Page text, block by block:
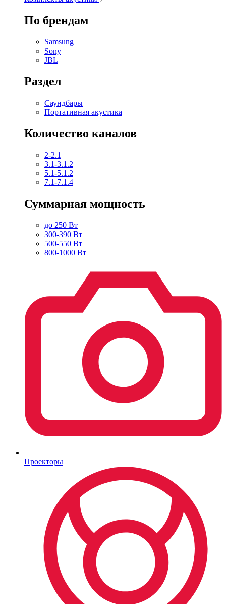
По брендам
Samsung
Sony
JBL
Раздел
Саундбары
Портативная акустика
Количество каналов
2-2.1
3.1-3.1.2
5.1-5.1.2
7.1-7.1.4
Суммарная мощность
до 250 Вт
300-390 Вт
500-550 Вт
800-1000 Вт
Проекторы